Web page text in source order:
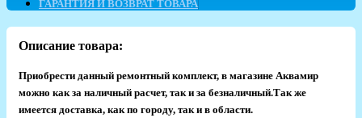
ГАРАНТИЯ И ВОЗВРАТ ТОВАРА
Описание товара:
Приобрести данный ремонтный комплект, в магазине Аквамир
можно как за наличный расчет, так и за безналичный.Так же
имеется доставка, как по городу, так и в области.​